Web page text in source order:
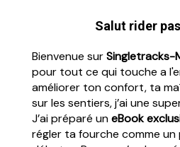
Salut rider
Bienvenue surSingletracks-
pour tout ce qui touche a
améliorer ton confort, ta
sur les sentiers, j’ai une
J’ai préparé uneBook
régler ta fourche comme un